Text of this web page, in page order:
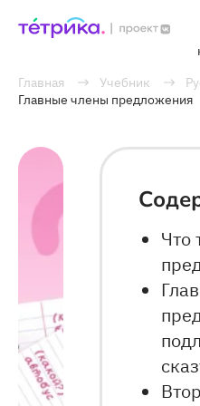
Главная Учебник
Главные члены предложения
Что